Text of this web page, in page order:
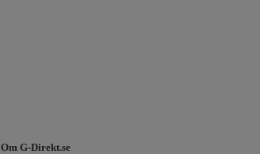
Om G-Direkt.se